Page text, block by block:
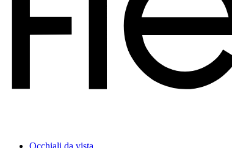
Occhiali da vista